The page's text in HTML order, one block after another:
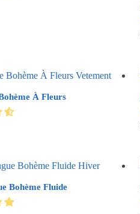
À Fleurs
Bohème Fluide